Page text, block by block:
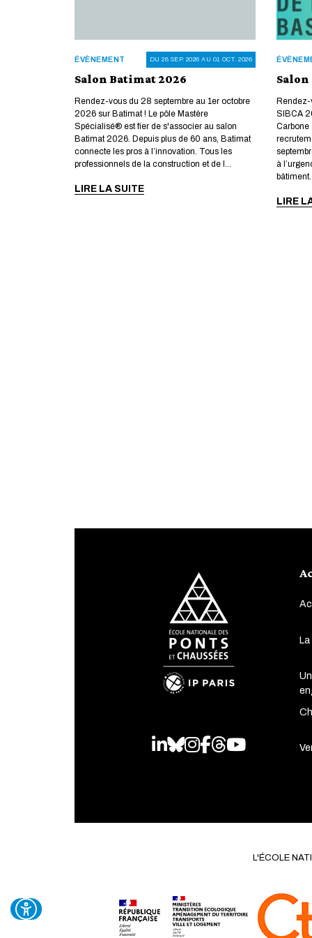
ÉVÈNEMENT DU 28 SEP. 2026 AU 01 OCT. 2026
Salon Batimat 2026
Rendez-vous du 28 septembre au 1er octobre
2026 sur Batimat ! Le pôle Mastère
Spécialisé® est fier de s'associer au salon
Batimat 2026. Depuis plus de 60 ans, Batimat
connecte les pros à l’innovation. Tous les
professionnels de la construction et de l...
LIRE LA SUITE
Salon
SIBCA
Carbone
à
LIRE
LinkedIn
Bluesky
Instagram
Facebook
ThreadsYoutube
L'ÉCOLE